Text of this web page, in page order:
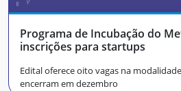
Programa de Incubação do
inscrições para startups
Edital oferece oito vagas na
encerram em dezembro